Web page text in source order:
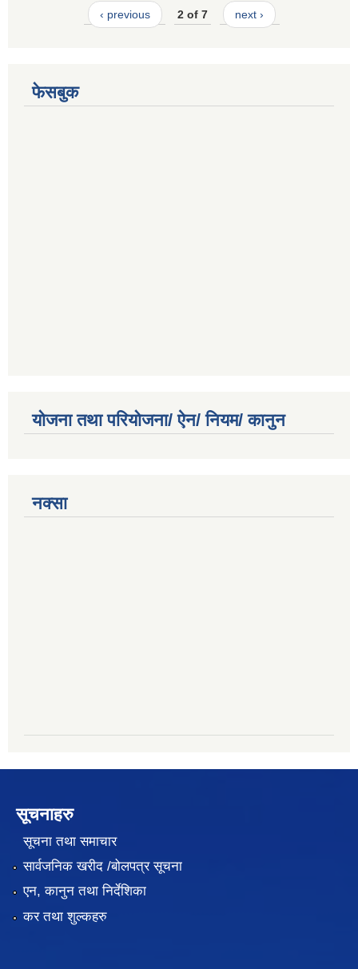
‹ previous 2 of 7 next ›
फेसबुक
योजना तथा परियोजना/ ऐन/ नियम/ कानुन
नक्सा
सूचनाहरु
सूचना तथा समाचार
सार्वजनिक खरीद /बोलपत्र सूचना
एन, कानुन तथा निर्देशिका
कर तथा शुल्कहरु